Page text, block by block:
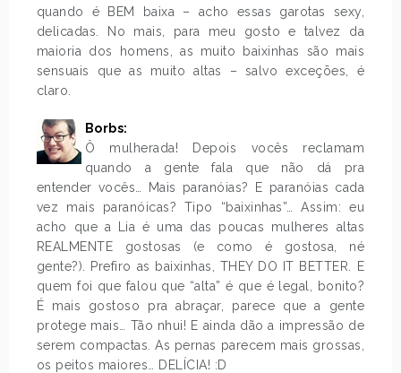
quando é BEM baixa – acho essas garotas sexy,
delicadas. No mais, para meu gosto e talvez da
maioria dos homens, as muito baixinhas são mais
sensuais que as muito altas – salvo exceções, é
claro.
Borbs:
Ô mulherada! Depois vocês reclamam
quando a gente fala que não dá pra
entender vocês… Mais paranóias? E paranóias cada
vez mais paranóicas? Tipo “baixinhas”… Assim: eu
acho que a Lia é uma das poucas mulheres altas
REALMENTE gostosas (e como é gostosa, né
gente?). Prefiro as baixinhas, THEY DO IT BETTER. E
quem foi que falou que “alta” é que é legal, bonito?
É mais gostoso pra abraçar, parece que a gente
protege mais… Tão nhui! E ainda dão a impressão de
serem compactas. As pernas parecem mais grossas,
os peitos maiores… DELÍCIA! :D